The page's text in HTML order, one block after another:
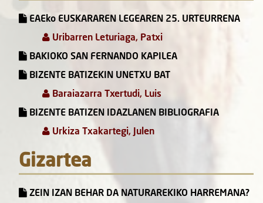
EAEko EUSKARAREN LEGEAREN 25. URTEURRENA
Uribarren Leturiaga, Patxi
BAKIOKO SAN FERNANDO KAPILEA
BIZENTE BATIZEKIN UNETXU BAT
Baraiazarra Txertudi, Luis
BIZENTE BATIZEN IDAZLANEN BIBLIOGRAFIA
Urkiza Txakartegi, Julen
Gizartea
ZEIN IZAN BEHAR DA NATURAREKIKO HARREMANA?